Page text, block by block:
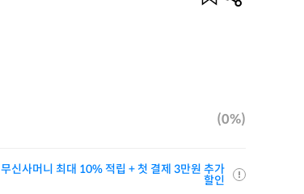
(0%)
무신사머니 최대 10% 적립 + 첫 결제 3만원 추가
할인